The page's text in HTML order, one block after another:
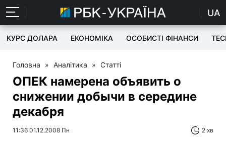
UA
КУРС ДОЛАРА ЕКОНОМІКА ОСОБИСТІ ФІНАНСИ
Головна » Аналітика » Статті
ОПЕК намерена объявить о
снижении добычи в середине
декабря
11:36 01.12.2008 Пн 2 хв